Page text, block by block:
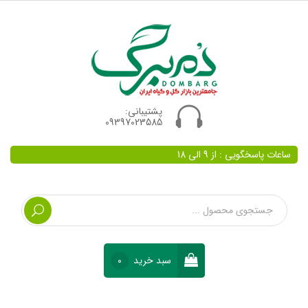
پشتیبانی:
09397023585
ساعات پاسخگویی : از 9 الی 18
سبد خرید 0